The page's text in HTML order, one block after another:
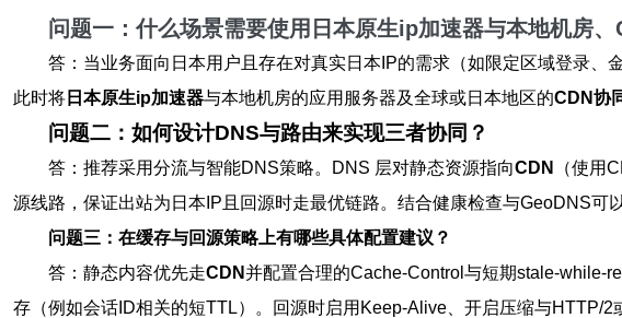
问题一：什么场景需要使用 日本原生ip加速器与本地机房、
答：当业务面向日本用户且存在对真实日本IP的需求（如限定区域登录、
此时将 日本原生ip加速器与本地机房的应用服务器及全球或日本地区的CDN协
问题二：如何设计DNS与路由来实现三者协同？
答：推荐采用分流与智能DNS策略。DNS 层对静态资源指向CDN
（使用
源线路，保证出站为日本IP且回源时走最优链路。结合健康检查与GeoDNS可
问题三：在缓存与回源策略上有哪些具体配置建议？
答：静态内容优先走CDN并配置合理的Cache-Control与短期stale-while-
存（例如会话ID相关的短TTL）。回源时启用Keep-Alive、开启压缩与HTTP/